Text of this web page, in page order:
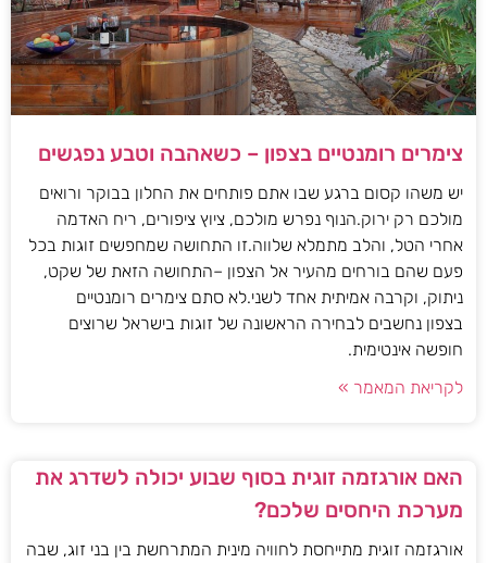
צימרים רומנטיים בצפון – כשאהבה וטבע נפגשים
יש משהו קסום ברגע שבו אתם פותחים את החלון בבוקר ורואים
מולכם רק ירוק.הנוף נפרש מולכם, ציוץ ציפורים, ריח האדמה
אחרי הטל, והלב מתמלא שלווה.זו התחושה שמחפשים זוגות בכל
פעם שהם בורחים מהעיר אל הצפון –התחושה הזאת של שקט,
ניתוק, וקרבה אמיתית אחד לשני.לא סתם צימרים רומנטיים
בצפון נחשבים לבחירה הראשונה של זוגות בישראל שרוצים
חופשה אינטימית.
לקריאת המאמר »
האם אורגזמה זוגית בסוף שבוע יכולה לשדרג את
מערכת היחסים שלכם?
אורגזמה זוגית מתייחסת לחוויה מינית המתרחשת בין בני זוג, שבה